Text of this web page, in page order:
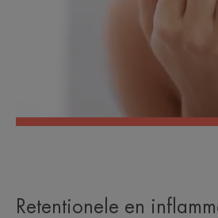
Retentionele en